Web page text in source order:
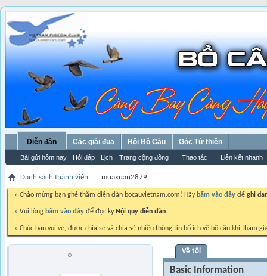
Diễn đàn
Bài gửi hôm nay Hỏi đáp Lịch Trang cộng đồng Thao tác Liên kết nhanh
Các giải đua Hội Bồ Câu Góc Từ thiện
Danh sách thành viên muaxuan2879
» Chào mừng bạn ghé thăm diễn đàn bocauvietnam.com! Hãy bấm vào đây để ghi
» Vui lòng bấm vào đây để đọc kỹ Nội quy diễn đàn.
» Chúc bạn vui vẻ, được chia sẻ và chia sẻ nhiều thông tin bổ ích về bồ câu khi tham
Về tôi
Basic Information